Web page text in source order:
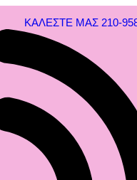
ΚΑΛΕΣΤΕ ΜΑΣ 210-